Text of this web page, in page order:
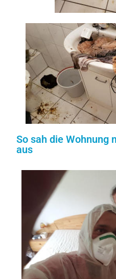
So sah die Wohnung
aus